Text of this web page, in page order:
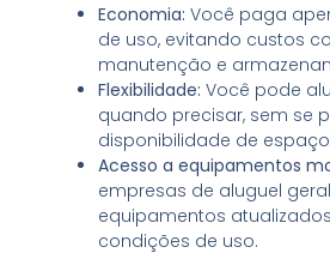
Economia: Você paga
de uso, evitando custos
manutenção e
Flexibilidade: Você pode
quando precisar, sem se
disponibilidade de
Acesso a equipamentos
empresas de aluguel
equipamentos
condições de uso.